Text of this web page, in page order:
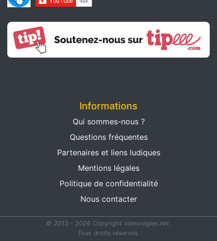
Informations
Qui sommes-nous ?
Questions fréquentes
Partenaires et liens ludiques
Mentions légales
Politique de confidentialité
Nous contacter
© 2013 - 2026 Copyright videoregles.net.
Tous droits réservés.